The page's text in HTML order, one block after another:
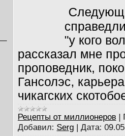
"у кого
рассказал мне
проповедник,
Гансолэс,
чикагских
Рецепты от миллионеров |
Добавил: Serg | Дата: